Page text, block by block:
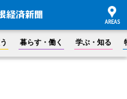
暮らす・働く 学ぶ・知る